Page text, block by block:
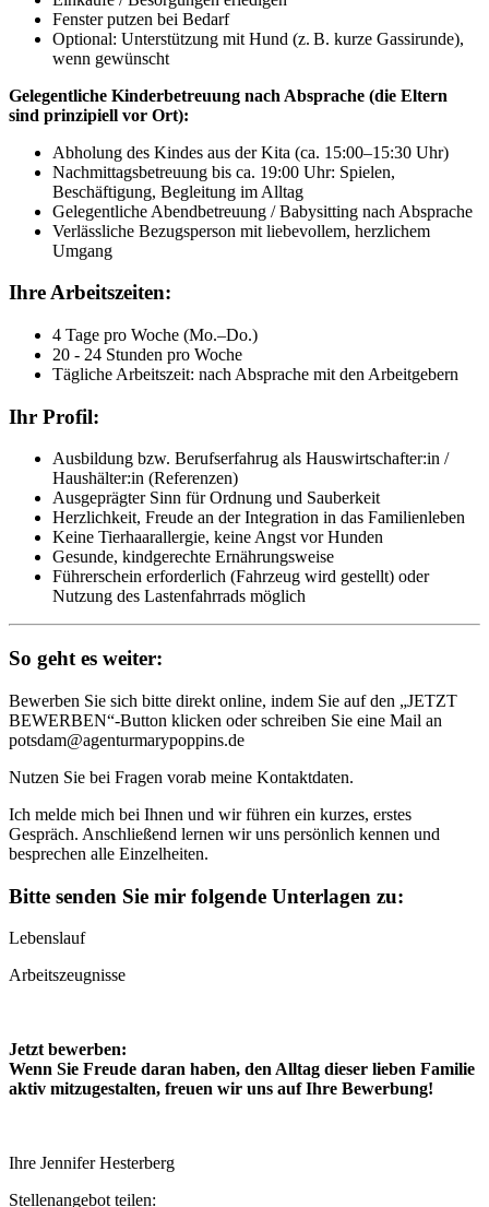
Fenster putzen bei Bedarf
Optional: Unterstützung mit Hund (z. B. kurze Gassirunde),
wenn gewünscht
Gelegentliche Kinderbetreuung nach Absprache (die Eltern
sind prinzipiell vor Ort):
Abholung des Kindes aus der Kita (ca. 15:00–15:30 Uhr)
Nachmittagsbetreuung bis ca. 19:00 Uhr: Spielen,
Beschäftigung, Begleitung im Alltag
Gelegentliche Abendbetreuung / Babysitting nach Absprache
Verlässliche Bezugsperson mit liebevollem, herzlichem
Umgang
Ihre Arbeitszeiten:
4 Tage pro Woche (Mo.–Do.)
20 - 24 Stunden pro Woche
Tägliche Arbeitszeit: nach Absprache mit den Arbeitgebern
Ihr Profil:
Ausbildung bzw. Berufserfahrug als Hauswirtschafter:in /
Haushälter:in (Referenzen)
Ausgeprägter Sinn für Ordnung und Sauberkeit
Herzlichkeit, Freude an der Integration in das Familienleben
Keine Tierhaarallergie, keine Angst vor Hunden
Gesunde, kindgerechte Ernährungsweise
Führerschein erforderlich (Fahrzeug wird gestellt) oder
Nutzung des Lastenfahrrads möglich
So geht es weiter:
Bewerben Sie sich bitte direkt online, indem Sie auf den „JETZT
BEWERBEN“-Button klicken oder schreiben Sie eine Mail an
potsdam@agenturmarypoppins.de
Nutzen Sie bei Fragen vorab meine Kontaktdaten.
Ich melde mich bei Ihnen und wir führen ein kurzes, erstes
Gespräch. Anschließend lernen wir uns persönlich kennen und
besprechen alle Einzelheiten.
Bitte senden Sie mir folgende Unterlagen zu:
Lebenslauf
Arbeitszeugnisse
Jetzt bewerben:
Wenn Sie Freude daran haben, den Alltag dieser lieben Familie
aktiv mitzugestalten, freuen wir uns auf Ihre Bewerbung!
Ihre Jennifer Hesterberg
Stellenangebot teilen: